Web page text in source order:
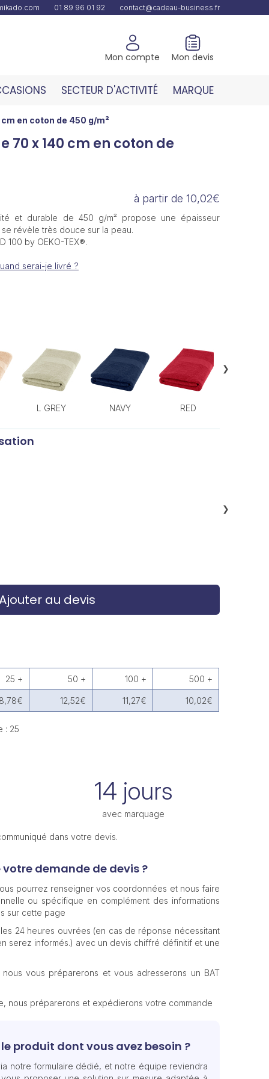
01 89 96 01 92 contact@cadeau-business.fr
Mon compte Mon devis
SECTEUR D'ACTIVITÉ MARQUE
en coton de 450 g/m²
70 x 140 cm en coton de
à partir de 10,02€
et durable de 450 g/m² propose une épaisseur
révèle très douce sur la peau.
100 by OEKO-TEX®.
serai-je livré ?
L GREY NAVY RED
❯
❯
au devis
25 + 50 + 100 + 500 +
12,52€ 11,27€ 10,02€
: 25
14 jours
avec marquage
dans votre devis.
demande de devis ?
pourrez renseigner vos coordonnées et nous faire
ou spécifique en complément des informations
sur cette page
24 heures ouvrées (en cas de réponse nécessitant
serez informés.) avec un devis chiffré définitif et une
vous préparerons et vous adresserons un BAT
nous préparerons et expédierons votre commande
produit dont vous avez besoin ?
notre formulaire dédié, et notre équipe reviendra